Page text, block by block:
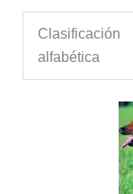
Clasificación
alfabética